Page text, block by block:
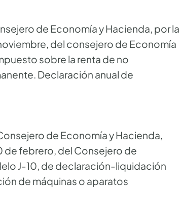
de Economía y Hacienda, por la
del consejero de Economía
sobre la renta de no
Declaración anual de
de Economía y Hacienda,
de febrero, del Consejero de
J-10, de declaración-liquidación
de máquinas o aparatos